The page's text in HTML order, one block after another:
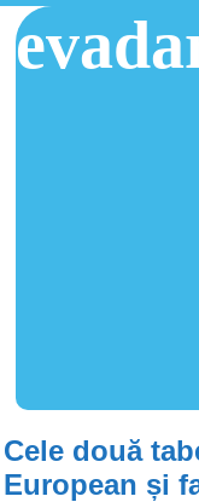
Cele două
European și